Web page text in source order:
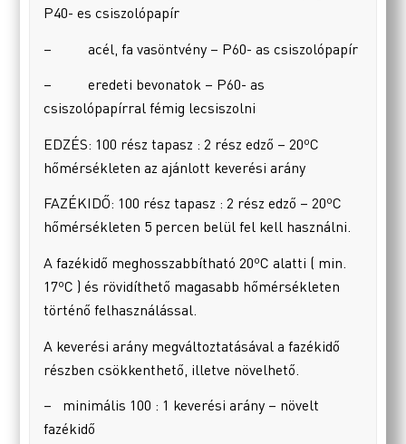
P40- es csiszolópapír
– acél, fa vasöntvény – P60- as csiszolópapír
– eredeti bevonatok – P60- as
csiszolópapírral fémig lecsiszolni
EDZÉS: 100 rész tapasz : 2 rész edző – 20ºC
hőmérsékleten az ajánlott keverési arány
FAZÉKIDŐ: 100 rész tapasz : 2 rész edző – 20ºC
hőmérsékleten 5 percen belül fel kell használni.
A fazékidő meghosszabbítható 20ºC alatti ( min.
17ºC ) és rövidíthető magasabb hőmérsékleten
történő felhasználással.
A keverési arány megváltoztatásával a fazékidő
részben csökkenthető, illetve növelhető.
– minimális 100 : 1 keverési arány – növelt
fazékidő